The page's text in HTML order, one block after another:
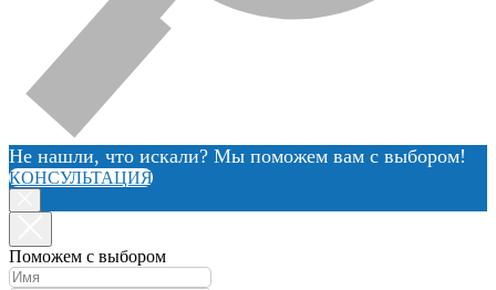
Не нашли, что искали? Мы поможем вам с выбором!
КОНСУЛЬТАЦИЯ
Поможем с выбором